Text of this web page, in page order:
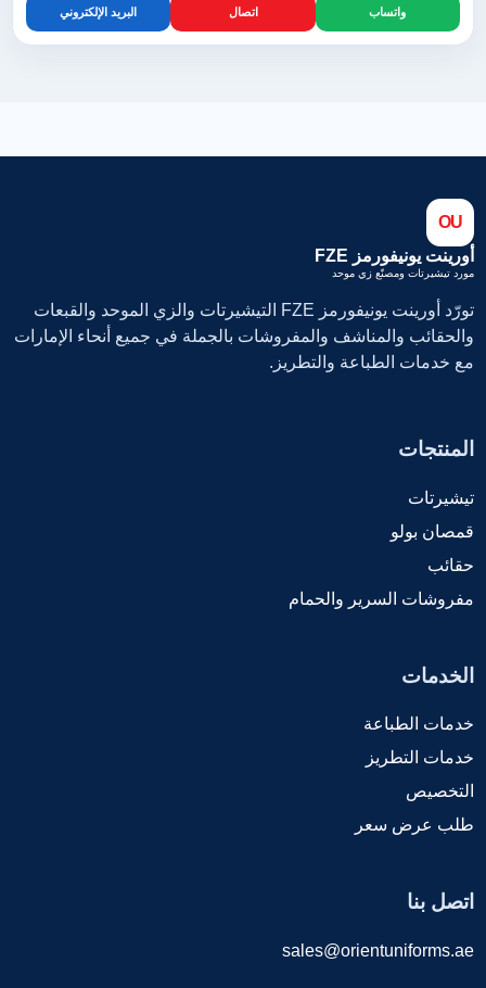
واتساب اتصال البريد الإلكتروني
OU
أورينت يونيفورمز FZE
مورد تيشيرتات ومصنّع زي موحد
تورّد أورينت يونيفورمز FZE التيشيرتات والزي الموحد والقبعات
والحقائب والمناشف والمفروشات بالجملة في جميع أنحاء الإمارات
مع خدمات الطباعة والتطريز.
المنتجات
تيشيرتات
قمصان بولو
حقائب
مفروشات السرير والحمام
الخدمات
خدمات الطباعة
خدمات التطريز
التخصيص
طلب عرض سعر
اتصل بنا
sales@orientuniforms.ae